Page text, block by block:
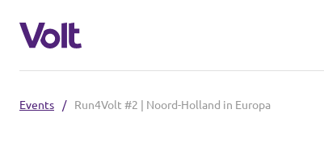
Andere afdelingen
Events / Run4Volt #2 | Noord-Holland in Europa